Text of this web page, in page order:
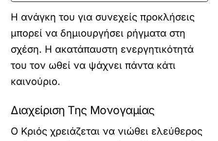
Η ανάγκη του για συνεχείς προκλήσεις
μπορεί να δημιουργήσει ρήγματα στη
σχέση. Η ακατάπαυστη ενεργητικότητά
του τον ωθεί να ψάχνει πάντα κάτι
καινούριο.
Διαχείριση Της Μονογαμίας
Ο Κριός χρειάζεται να νιώθει ελεύθερος